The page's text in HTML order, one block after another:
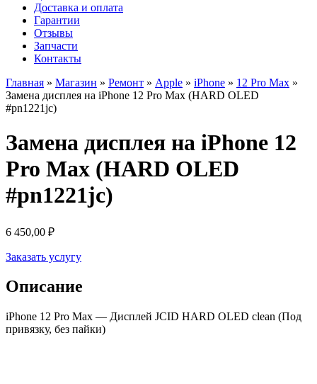
Доставка и оплата
Гарантии
Отзывы
Запчасти
Контакты
Главная » Магазин » Ремонт » Apple » iPhone » 12 Pro Max »
Замена дисплея на iPhone 12 Pro Max (HARD OLED
#pn1221jc)
Замена дисплея на iPhone 12
Pro Max (HARD OLED
#pn1221jc)
6 450,00 ₽
Заказать услугу
Описание
iPhone 12 Pro Max — Дисплей JCID HARD OLED clean (Под
привязку, без пайки)